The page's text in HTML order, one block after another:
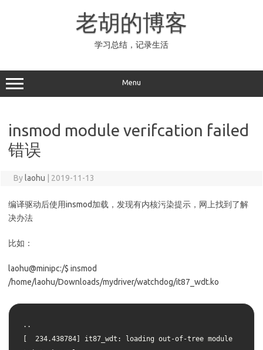
老胡的博客
学习总结，记录生活
Menu
insmod module verifcation failed
错误
By laohu 2019-11-13
编译驱动后使用insmod加载，发现有内核污染提示，网上找到了解
决办法
比如：
laohu@minipc:/$ insmod
/home/laohu/Downloads/mydriver/watchdog/it87_wdt.ko
..
[  234.438784] it87_wdt: loading out-of-tree module